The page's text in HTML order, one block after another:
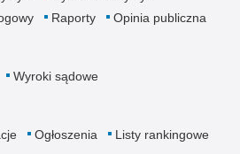
Raporty Opinia publiczna
Wyroki sądowe
Ogłoszenia
Listy rankingowe